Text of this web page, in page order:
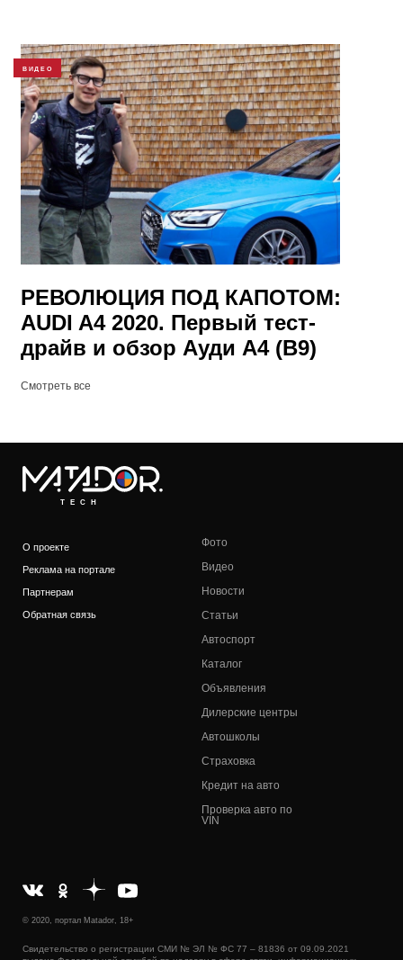
ВИДЕО
РЕВОЛЮЦИЯ ПОД КАПОТОМ:
AUDI A4 2020. Первый тест-
драйв и обзор Ауди А4 (B9)
Смотреть все
TECH
О проекте
Реклама на портале
Партнерам
Обратная связь
Фото
Видео
Новости
Статьи
Автоспорт
Каталог
Объявления
Дилерские центры
Автошколы
Страховка
Кредит на авто
Проверка авто по
VIN
© 2020, портал Matador, 18+
Свидетельство о регистрации СМИ № ЭЛ № ФС 77 – 81836 от 09.09.2021